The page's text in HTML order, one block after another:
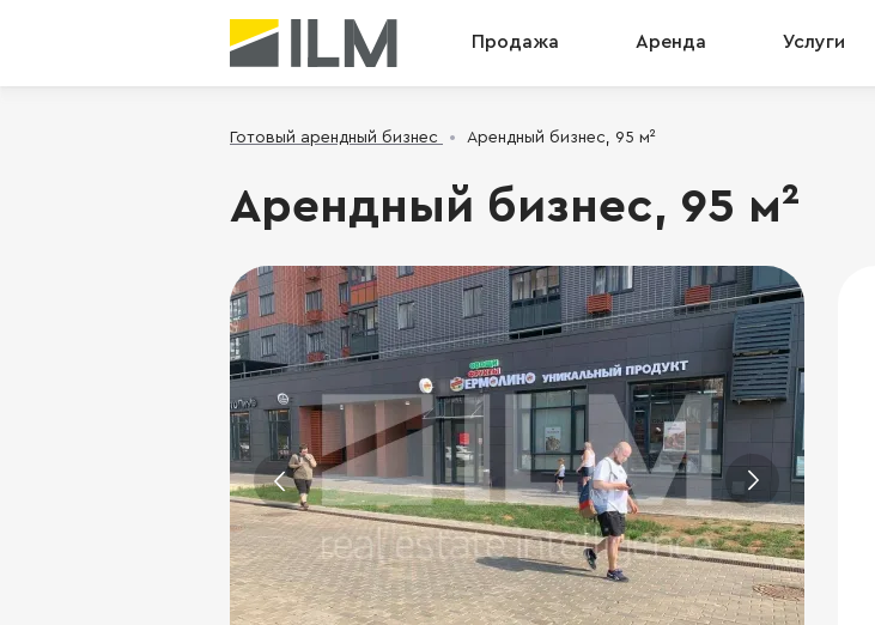
Продажа Аренда Услуги
Готовый арендный бизнес Арендный бизнес, 95 м²
Арендный бизнес, 95 м²